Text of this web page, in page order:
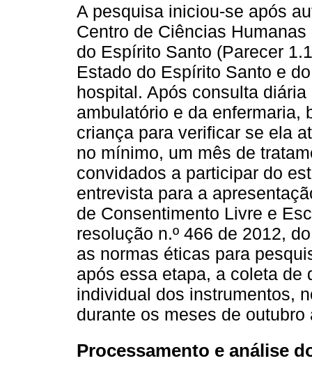
A pesquisa iniciou-se após
Centro de Ciências
do Espírito Santo (Parecer
Estado do Espírito Santo e
hospital. Após consulta
ambulatório e da enfermaria,
criança para verificar se ela
no mínimo, um mês de
convidados a participar do
entrevista para a
de Consentimento Livre e
resolução n.º 466 de 2012,
as normas éticas para
após essa etapa, a coleta
individual dos instrumentos,
durante os meses de
Processamento e análise